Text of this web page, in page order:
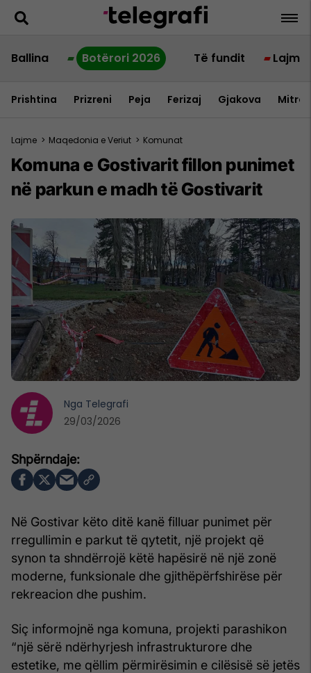
Ballina Botërori 2026 Të fundit Lajme
Prishtina Prizreni Peja Ferizaj Gjakova
Lajme > Maqedonia e Veriut > Komunat
Komuna e Gostivarit fillon punimet
në parkun e madh të Gostivarit
Në Gostivar këto ditë kanë filluar punimet për
rregullimin e parkut të qytetit, një projekt që
synon ta shndërrojë këtë hapësirë në një zonë
moderne, funksionale dhe gjithëpërfshirëse për
rekreacion dhe pushim.
Siç informojnë nga komuna, projekti parashikon
“një sërë ndërhyrjesh infrastrukturore dhe
estetike, me qëllim përmirësimin e cilësisë së jetës
Nga Telegrafi
29/03/2026